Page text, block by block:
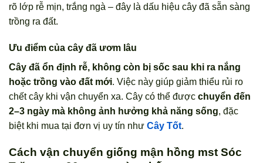
rõ lớp rễ mịn, trắng ngà – đây là dấu hiệu cây đã sẵn sàng
trồng ra đất.
Ưu điểm của cây đã ươm lâu
Cây đã ổn định rễ, không còn bị sốc sau khi ra nắng
hoặc trồng vào đất mới. Việc này giúp giảm thiểu rủi ro
chết cây khi vận chuyển xa. Cây có thể được chuyển đến
2–3 ngày mà không ảnh hưởng khả năng sống, đặc
biệt khi mua tại đơn vị uy tín như Cây Tốt.
Cách vận chuyển giống mận hồng mst Sóc